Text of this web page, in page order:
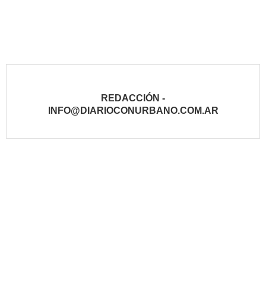
REDACCIÓN -
INFO@DIARIOCONURBANO.COM.AR